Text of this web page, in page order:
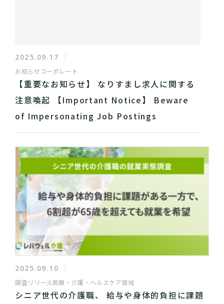
2025.09.17
お知らせ コーポレート
【重要なお知らせ】 なりすまし求人に関する
注意喚起 【Important Notice】 Beware
of Impersonating Job Postings
2025.09.10
調査リリース 医療・介護・ヘルスケア領域
シニア世代の介護職、 給与や身体的負担に課題